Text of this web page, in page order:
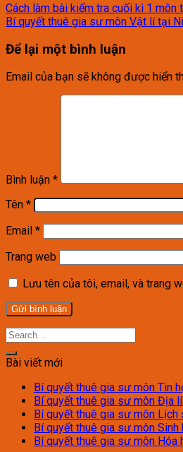
Cách làm bài kiểm tra cuối kì 1 môn
Bí quyết thuê gia sư môn Vật lí tại
Để lại một bình luận
Email của bạn sẽ không được hiển
Bình luận *
Tên *
Email *
Trang web
Lưu tên của tôi, email, và trang
Bài viết mới
Bí quyết thuê gia sư môn Tin
Bí quyết thuê gia sư môn Địa
Bí quyết thuê gia sư môn Lịch
Bí quyết thuê gia sư môn Sinh
Bí quyết thuê gia sư môn Hóa